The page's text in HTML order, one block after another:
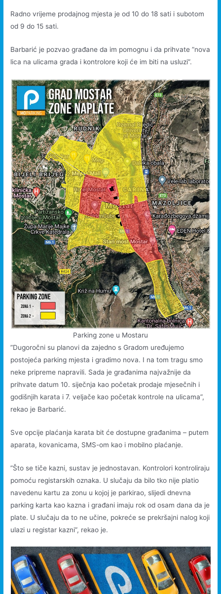
Radno vrijeme prodajnog mjesta je od 10 do 18 sati i subotom
od 9 do 15 sati.
Barbarić je pozvao građane da im pomognu i da prihvate ”nova
lica na ulicama grada i kontrolore koji će im biti na usluzi”.
Parking zone u Mostaru
”Dugoročni su planovi da zajedno s Gradom uređujemo
postojeća parking mjesta i gradimo nova. I na tom tragu smo
neke pripreme napravili. Sada je građanima najvažnije da
prihvate datum 10. siječnja kao početak prodaje mjesečnih i
godišnjih karata i 7. veljače kao početak kontrole na ulicama”,
rekao je Barbarić.
Sve opcije plaćanja karata bit će dostupne građanima – putem
aparata, kovanicama, SMS-om kao i mobilno plaćanje.
”Što se tiče kazni, sustav je jednostavan. Kontrolori kontroliraju
pomoću registarskih oznaka. U slučaju da bilo tko nije platio
navedenu kartu za zonu u kojoj je parkirao, slijedi dnevna
parking karta kao kazna i građani imaju rok od osam dana da je
plate. U slučaju da to ne učine, pokreće se prekršajni nalog koji
ulazi u registar kazni”, rekao je.